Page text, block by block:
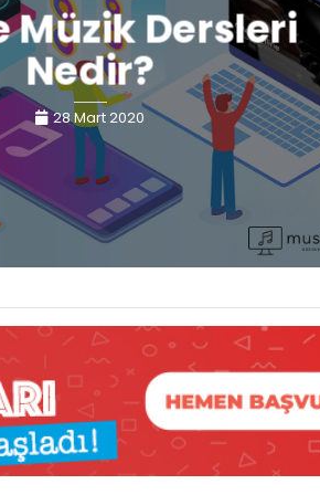
Müzik Dersleri
Nedir?
28 Mart 2020